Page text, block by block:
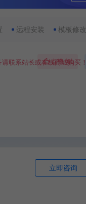
远程安装 模板修改
联系站长或在线商城购买！
点赞 (0)
立即咨询